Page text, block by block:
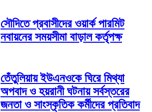
সৌদিতে প্রবাসীদের ওয়ার্ক পারমিট
নবায়নের সময়সীমা বাড়াল কর্তৃপক্ষ
তেঁতুলিয়ায় ইউএনওকে ঘিরে মিথ্যা
অপবাদ ও হয়রানী ঘটনায় সর্বস্তরের
জনতা ও সাংস্কৃতিক কর্মীদের প্রতিবাদ